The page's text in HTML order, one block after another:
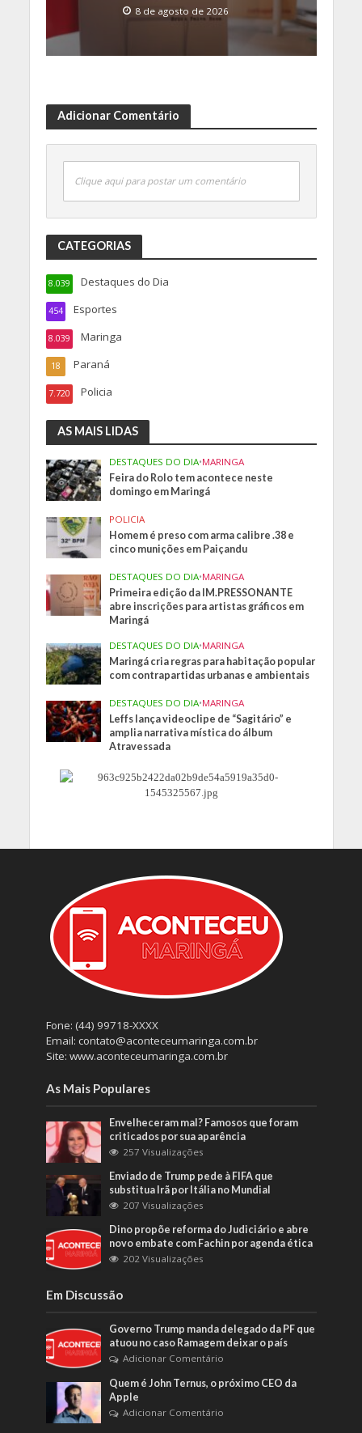
8 de agosto de 2026
Adicionar Comentário
Clique aqui para postar um comentário
CATEGORIAS
Destaques do Dia
8.039
Esportes
454
Maringa
8.039
Paraná
18
Policia
7.720
AS MAIS LIDAS
DESTAQUES DO DIA•MARINGA
Feira do Rolo tem acontece neste
domingo em Maringá
POLICIA
Homem é preso com arma calibre .38 e
cinco munições em Paiçandu
DESTAQUES DO DIA•MARINGA
Primeira edição da IM.PRESSONANTE
abre inscrições para artistas gráficos em
Maringá
DESTAQUES DO DIA•MARINGA
Maringá cria regras para habitação popular
com contrapartidas urbanas e ambientais
DESTAQUES DO DIA•MARINGA
Leffs lança videoclipe de “Sagitário” e
amplia narrativa mística do álbum
Atravessada
Fone: (44) 99718-XXXX
Email: contato@aconteceumaringa.com.br
Site: www.aconteceumaringa.com.br
As Mais Populares
Envelheceram mal? Famosos que foram
criticados por sua aparência
257 Visualizações
Enviado de Trump pede à FIFA que
substitua Irã por Itália no Mundial
207 Visualizações
Dino propõe reforma do Judiciário e abre
novo embate com Fachin por agenda ética
202 Visualizações
Em Discussão
Governo Trump manda delegado da PF que
atuou no caso Ramagem deixar o país
Adicionar Comentário
Quem é John Ternus, o próximo CEO da
Apple
Adicionar Comentário